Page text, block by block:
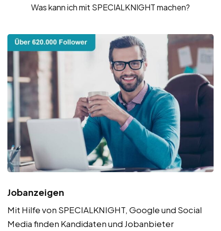
Was kann ich mit SPECIALKNIGHT machen?
Jobanzeigen
Mit Hilfe von SPECIALKNIGHT, Google und Social
Media finden Kandidaten und Jobanbieter